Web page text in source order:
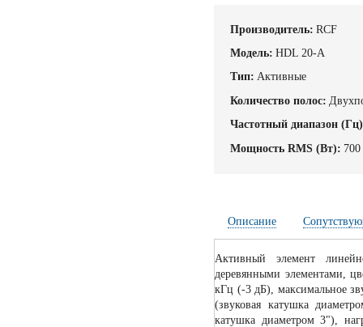
Производитель: RCF
Модель: HDL 20-A
Тип: Активные
Количество полос:
Частотный диапазон
Мощность RMS (Вт): 700
Описание
Активный элемент
деревянными элементами,
кГц (-3 дБ), максимальное
(звуковая катушка
катушка диаметром 3"),